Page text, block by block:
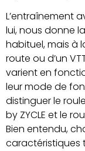
L’entraînement
lui, nous donne
habituel, mais à
route ou d’un
varient en
leur mode de
distinguer le
by ZYCLE et le
Bien entendu,
caractéristiques